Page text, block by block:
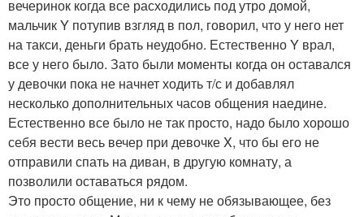
вечеринок когда все расходились под утро домой,
мальчик Y потупив взгляд в пол, говорил, что у него нет
на такси, деньги брать неудобно. Естественно Y врал,
все у него было. Зато были моменты когда он оставался
у девочки пока не начнет ходить т/с и добавлял
несколько дополнительных часов общения наедине.
Естественно все было не так просто, надо было хорошо
себя вести весь вечер при девочке X, что бы его не
отправили спать на диван, в другую комнату, а
позволили оставаться рядом.
Это просто общение, ни к чему не обязывающее, без